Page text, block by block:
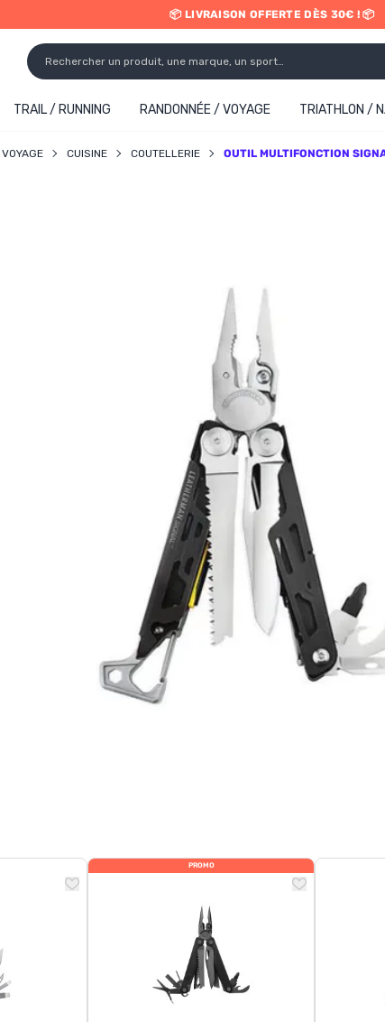
📦 LIVRAISON OFFERTE DÈS 30€ ! 📦
✨ RETRAIT EN MAGASIN GRATUIT
TRAIL / RUNNING RANDONNÉE / VOYAGE TRIATHLON /
CUISINE COUTELLERIE OUTIL MULTIFONCTION
PROMO